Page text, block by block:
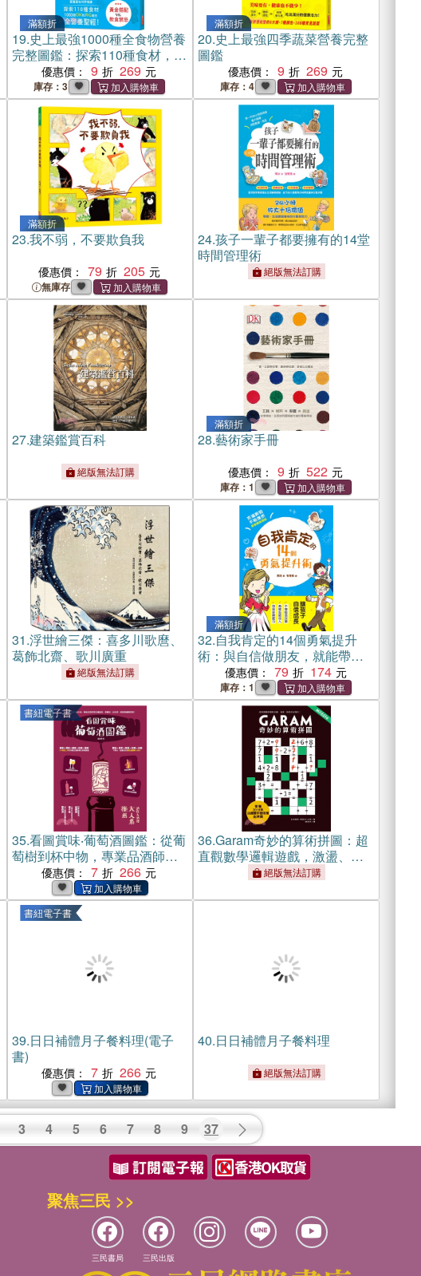
滿額折
19.史上最強1000種全食物營養
完整圖鑑：探索110種食材，
1000個OK和NG組合，全營養
聖經！
優惠價： 9 269
庫存：3
滿額折
20.史上最強四季蔬菜營養完整
圖鑑
優惠價： 9 269
庫存：4
滿額折
23.我不弱，不要欺負我
優惠價： 79 205
無庫存
24.孩子一輩子都要擁有的14堂
時間管理術
絕版無法訂購
27.建築鑑賞百科
絕版無法訂購
滿額折
28.藝術家手冊
優惠價： 9 522
庫存：1
31.浮世繪三傑：喜多川歌麿、
葛飾北齋、歌川廣重
絕版無法訂購
滿額折
32.自我肯定的14個勇氣提升
術：與自信做朋友，就能帶來
無比勇氣，發現自己的亮點，
激發孩子無限大潛能！
優惠價： 79 174
庫存：1
書紐電子書
35.看圖賞味‧葡萄酒圖鑑：從葡
萄樹到杯中物，專業品酒師帶
你懂製程、學賞味、找好酒，
輕鬆喝懂葡萄酒！(電子書)
優惠價： 7 266
36.Garam奇妙的算術拼圖：超
直觀數學邏輯遊戲，激盪、啟
發你的腦力！絕版無法訂購
書紐電子書
39.日日補體月子餐料理(電子
書)
優惠價： 7 266
40.日日補體月子餐料理
絕版無法訂購
3 4 5 6 7 8 9 37
聚焦三民 >>
三民書局 三民出版